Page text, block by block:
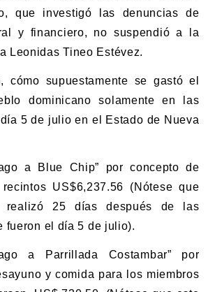
que investigó las denuncias de
y financiero, no suspendió a la
Leonidas Tineo Estévez.
cómo supuestamente se gastó el
dominicano solamente en las
5 de julio en el Estado de Nueva
a Blue Chip” por concepto de
US$6,237.56 (Nótese que
realizó 25 días después de las
fueron el día 5 de julio).
a Parrillada Costambar” por
y comida para los miembros